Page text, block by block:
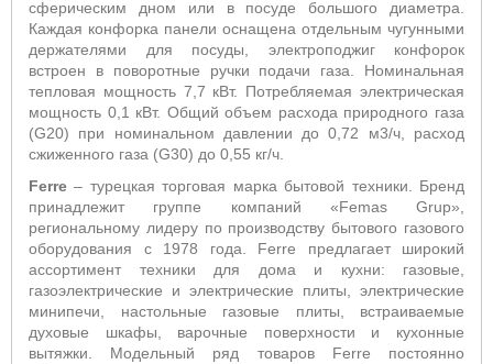
сферическим дном или в посуде большого диаметра.
Каждая конфорка панели оснащена отдельным чугунными
держателями для посуды, электроподжиг конфорок
встроен в поворотные ручки подачи газа. Номинальная
тепловая мощность 7,7 кВт. Потребляемая электрическая
мощность 0,1 кВт. Общий объем расхода природного газа
(G20) при номинальном давлении до 0,72 м3/ч, расход
сжиженного газа (G30) до 0,55 кг/ч.
Ferre – турецкая торговая марка бытовой техники. Бренд
принадлежит группе компаний «Femas Grup»,
региональному лидеру по производству бытового газового
оборудования с 1978 года. Ferre предлагает широкий
ассортимент техники для дома и кухни: газовые,
газоэлектрические и электрические плиты, электрические
минипечи, настольные газовые плиты, встраиваемые
духовые шкафы, варочные поверхности и кухонные
вытяжки. Модельный ряд товаров Ferre постоянно